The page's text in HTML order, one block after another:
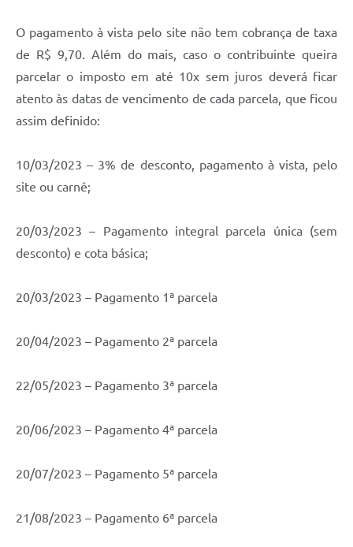
O pagamento à vista pelo site não tem cobrança de taxa
de R$ 9,70. Além do mais, caso o contribuinte queira
parcelar o imposto em até 10x sem juros deverá ficar
atento às datas de vencimento de cada parcela, que ficou
assim definido:
10/03/2023 – 3% de desconto, pagamento à vista, pelo
site ou carnê;
20/03/2023 – Pagamento integral parcela única (sem
desconto) e cota básica;
20/03/2023 – Pagamento 1ª parcela
20/04/2023 – Pagamento 2ª parcela
22/05/2023 – Pagamento 3ª parcela
20/06/2023 – Pagamento 4ª parcela
20/07/2023 – Pagamento 5ª parcela
21/08/2023 – Pagamento 6ª parcela